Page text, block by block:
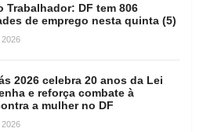
Trabalhador: DF tem 806
de emprego nesta quinta (5)
2026 celebra 20 anos da Lei
e reforça combate à
a mulher no DF